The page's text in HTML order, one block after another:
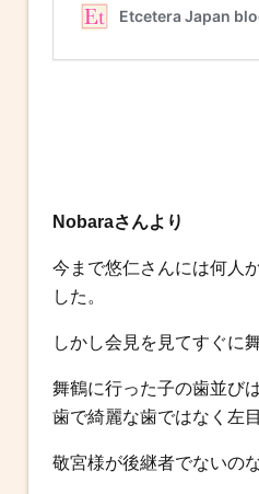
Nobaraさんより
今まで悠仁さんには何人
した。
しかし会見を見てすぐに
舞鶴に行った子の歯並び
歯で綺麗な歯ではなく左
敬宮様が後継者でないの